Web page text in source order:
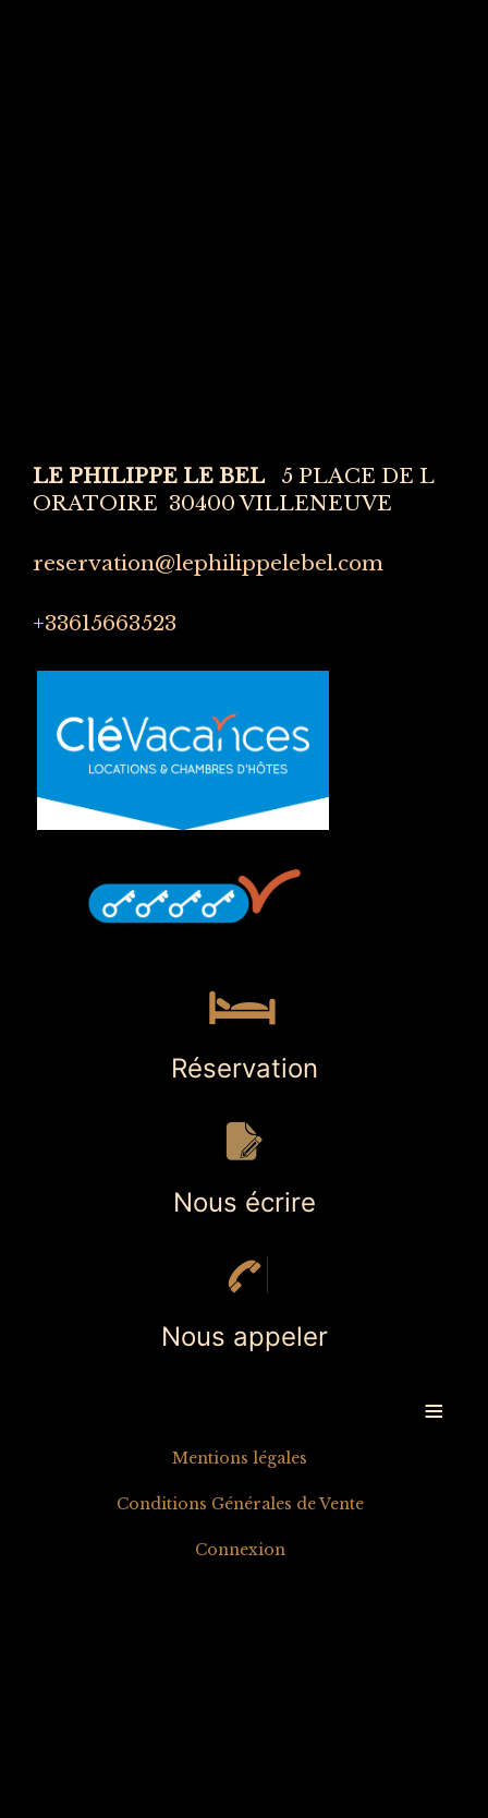
LE PHILIPPE LE BEL
5 PLACE DE L
ORATOIRE 30400 VILLENEUVE
reservation@lephilippelebel.com
+33615663523
Réservation
Nous écrire
Nous appeler
≡
Mentions légales
Conditions Générales de Vente
Connexion